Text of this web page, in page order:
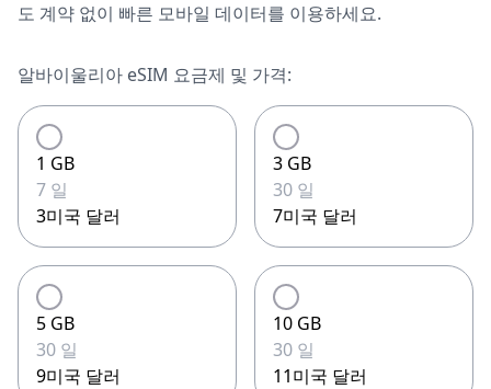
도 계약 없이 빠른 모바일 데이터를 이용하세요.
알바이울리아 eSIM 요금제 및 가격:
1 GB
7 일
3미국 달러
3 GB
30 일
7미국 달러
5 GB
30 일
9미국 달러
10 GB
30 일
11미국 달러